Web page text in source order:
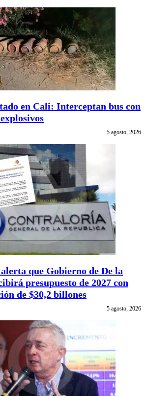
en Cali: Interceptan bus con
5 agosto, 2026
que Gobierno de De la
presupuesto de 2027 con
de $30,2 billones
5 agosto, 2026